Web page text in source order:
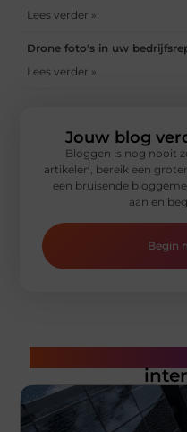
Lees verder »
Drone foto's in uw
Lees verder »
Jouw blog
Bloggen is nog nooit
artikelen, bereik een
een bruisende
aan en
Begin